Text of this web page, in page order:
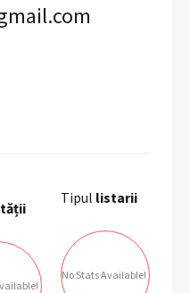
Tipul listarii
No Stats Available!